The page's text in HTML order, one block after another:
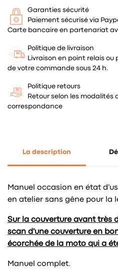
Garanties sécurité
Paiement sécurisé via
Carte bancaire en partenariat
Politique de livraison
Livraison en point relais
de votre commande sous 24 h.
Politique retours
Retour selon les modalités
correspondance
La description
Manuel occasion en état
en atelier sans gêne pour la
Sur la couverture avant très
scan d'une couverture en
écorchée de la moto qui a
Manuel complet.